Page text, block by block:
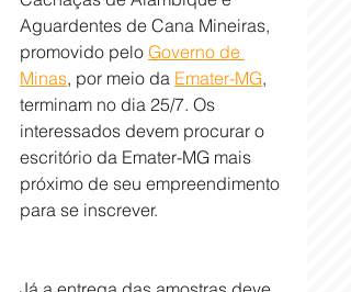
Aguardentes de Cana Mineiras,
promovido pelo Governo de
Minas, por meio da Emater-MG,
terminam no dia 25/7. Os
interessados devem procurar o
escritório da Emater-MG mais
próximo de seu empreendimento
para se inscrever.